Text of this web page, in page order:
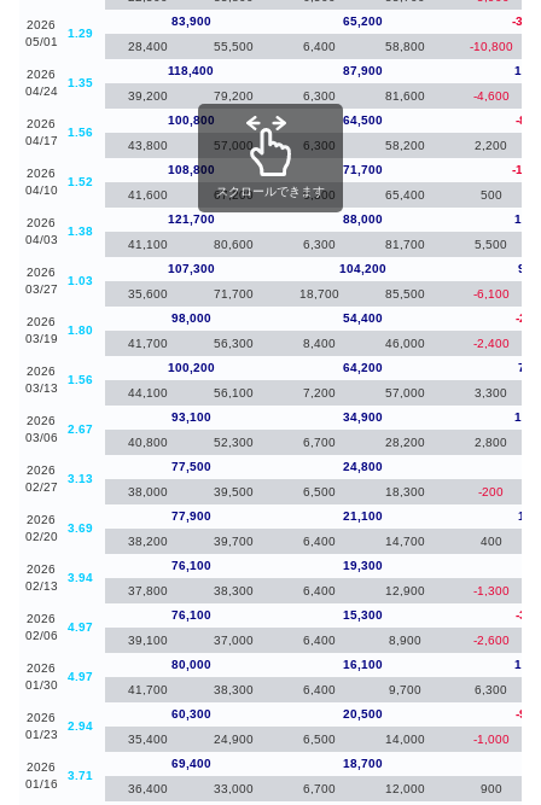
2026
05/01
1.29
83,900 65,200
-
28,400
55,500 6,400 58,800 -10,800
2026
04/24
1.35
118,400 87,900
39,200
79,200 6,300 81,600 -4,600
2026
04/17
1.56
100,800 64,500
-
43,800
57,000 6,300 58,200 2,200
2026
04/10
1.52
108,800 71,700
-
41,600
67,200 6,300 65,400 500
2026
04/03
1.38
121,700 88,000
41,100
80,600 6,300 81,700 5,500
2026
03/27
1.03
107,300 104,200
35,600
71,700 18,700 85,500 -6,100
2026
03/19
1.80
98,000 54,400
-
41,700
56,300 8,400 46,000 -2,400
2026
03/13
1.56
100,200 64,200
44,100
56,100 7,200 57,000 3,300
2026
03/06
2.67
93,100 34,900
40,800
52,300 6,700 28,200 2,800
2026
02/27
3.13
77,500 24,800
38,000
39,500 6,500 18,300 -200
2026
02/20
3.69
77,900 21,100
38,200
39,700 6,400 14,700 400
2026
02/13
3.94
76,100 19,300
37,800
38,300 6,400 12,900 -1,300
2026
02/06
4.97
76,100 15,300
-
39,100
37,000 6,400 8,900 -2,600
2026
01/30
4.97
80,000 16,100
41,700
38,300 6,400 9,700 6,300
2026
01/23
2.94
60,300 20,500
-
35,400
24,900 6,500 14,000 -1,000
2026
01/16
3.71
69,400 18,700
36,400
33,000 6,700 12,000 900
スクロールできます